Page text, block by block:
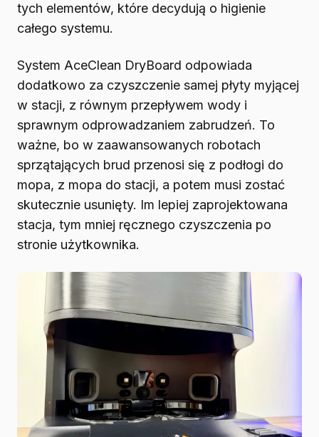
tych elementów, które decydują o higienie
całego systemu.
System AceClean DryBoard odpowiada
dodatkowo za czyszczenie samej płyty myjącej
w stacji, z równym przepływem wody i
sprawnym odprowadzaniem zabrudzeń. To
ważne, bo w zaawansowanych robotach
sprzątających brud przenosi się z podłogi do
mopa, z mopa do stacji, a potem musi zostać
skutecznie usunięty. Im lepiej zaprojektowana
stacja, tym mniej ręcznego czyszczenia po
stronie użytkownika.